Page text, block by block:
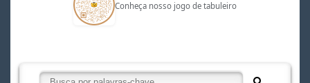
Conheça nosso jogo de tabuleiro